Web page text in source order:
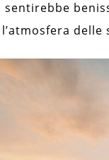
sentirebbe
delle